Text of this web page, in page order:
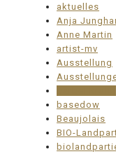
aktuelles
Anja
Anne Martin
artist-mv
Ausstellung
basedow
Beaujolais
BIO-